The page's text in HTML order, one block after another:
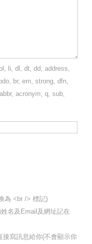
li, dl, dt, dd, address,
br, em, strong, dfn,
acronym, q, sub,
為 <br /> 標記)
名及Email及網址記在
接寫訊息給你(不會顯示你